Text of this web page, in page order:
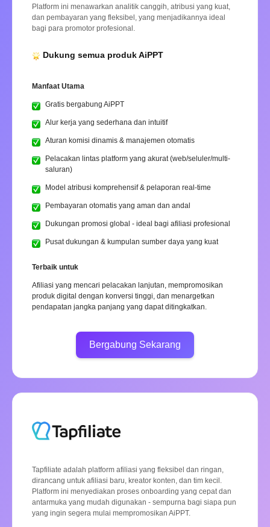
Platform ini menawarkan analitik canggih, atribusi yang kuat,
dan pembayaran yang fleksibel, yang menjadikannya ideal
bagi para promotor profesional.
Dukung semua produk AiPPT
Manfaat Utama
Gratis bergabung AiPPT
Alur kerja yang sederhana dan intuitif
Aturan komisi dinamis & manajemen otomatis
Pelacakan lintas platform yang akurat (web/seluler/multi-
saluran)
Model atribusi komprehensif & pelaporan real-time
Pembayaran otomatis yang aman dan andal
Dukungan promosi global - ideal bagi afiliasi profesional
Pusat dukungan & kumpulan sumber daya yang kuat
Terbaik untuk
Afiliasi yang mencari pelacakan lanjutan, mempromosikan
produk digital dengan konversi tinggi, dan menargetkan
pendapatan jangka panjang yang dapat ditingkatkan.
Bergabung Sekarang
Tapfiliate adalah platform afiliasi yang fleksibel dan ringan,
dirancang untuk afiliasi baru, kreator konten, dan tim kecil.
Platform ini menyediakan proses onboarding yang cepat dan
antarmuka yang mudah digunakan - sempurna bagi siapa pun
yang ingin segera mulai mempromosikan AiPPT.